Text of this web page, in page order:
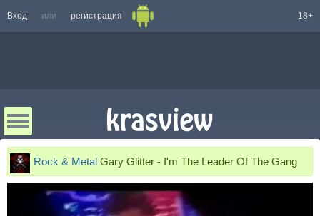
Вход или регистрация 18+
Rock & Metal Gary Glitter - I'm The Leader Of The Gang